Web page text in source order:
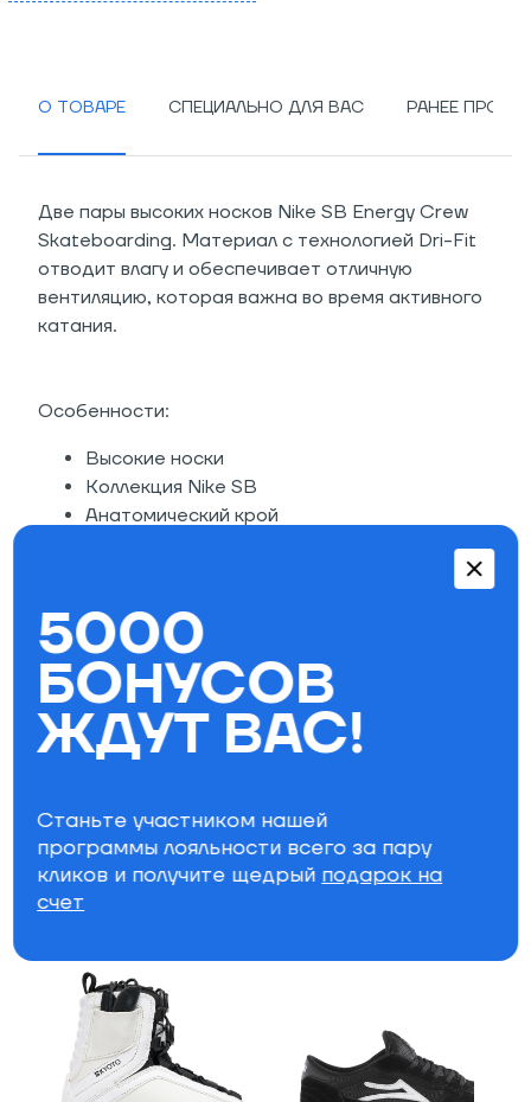
О ТОВАРЕ СПЕЦИАЛЬНО ДЛЯ ВАС РАНЕЕ
Две пары высоких носков Nike SB Energy Crew
Skateboarding. Материал с технологией Dri-Fit
отводит влагу и обеспечивает отличную
вентиляцию, которая важна во время активного
катания.
Особенности:
Высокие носки
Коллекция Nike SB
Анатомический крой
Система амортизации поглощает нагрузки
Принт Nike SB
2 пары в комплекте
Состав: нейлон 40%, полиэстер 30%,
хлопок 28%, эластан 2%
Бренд
Специально для вас
5000
БОНУСОВ
ЖДУТ ВАС!
Станьте участником нашей
программы лояльности всего за пару
кликов и получите щедрый подарок на
счет